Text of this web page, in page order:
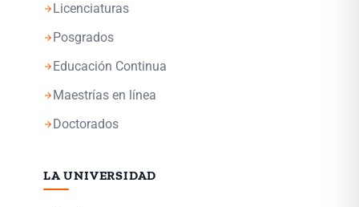
arrow_forward Licenciaturas
arrow_forward Posgrados
arrow_forward Educación Continua
arrow_forward Maestrías en línea
arrow_forward Doctorados
LA UNIVERSIDAD